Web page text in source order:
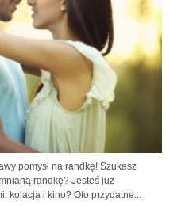
pomysł na randkę! Szukasz
randkę? Jesteś już
kolacja i kino? Oto przydatne...